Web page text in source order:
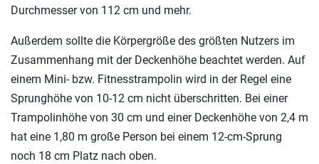
Durchmesser von 112 cm und mehr.
Außerdem sollte die Körpergröße des größten Nutzers im
Zusammenhang mit der Deckenhöhe beachtet werden. Auf
einem Mini- bzw. Fitnesstrampolin wird in der Regel eine
Sprunghöhe von 10-12 cm nicht überschritten. Bei einer
Trampolinhöhe von 30 cm und einer Deckenhöhe von 2,4 m
hat eine 1,80 m große Person bei einem 12-cm-Sprung
noch 18 cm Platz nach oben.